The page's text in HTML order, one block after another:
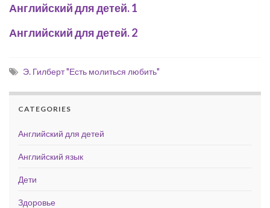
Английский для детей. 1
Английский для детей. 2
Э. Гилберт "Есть молиться любить"
CATEGORIES
Английский для детей
Английский язык
Дети
Здоровье